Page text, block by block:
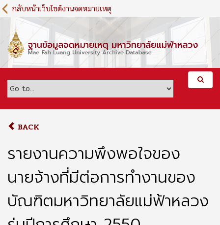
S
k
m
c
กลับหน้าเว็บไซต์งานจดหมายเหตุ
BACK
รายงานความพึงพอใจของ
นายจ้างที่มีต่อการทำงานของ
บัณฑิตมหาวิทยาลัยแม่ฟ้าหลวง